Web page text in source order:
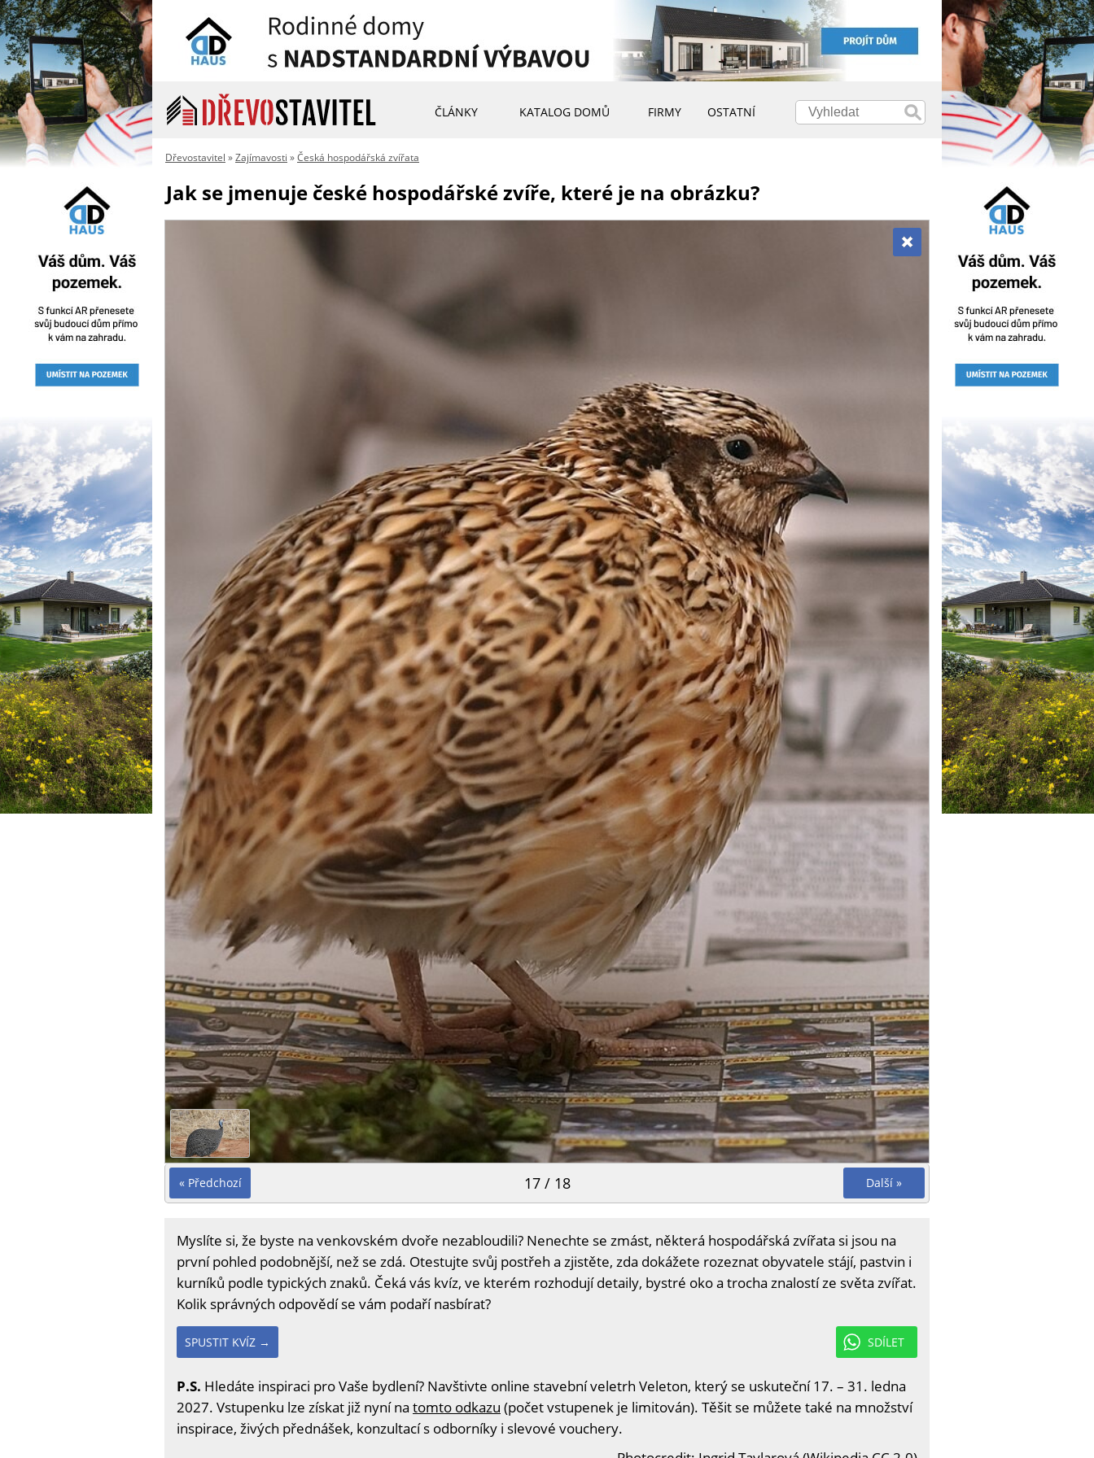
ČLÁNKY KATALOG DOMŮ FIRMY OSTATNÍ
Dřevostavitel »Zajímavosti »Česká hospodářská zvířata
Jak se jmenuje české hospodářské zvíře, které je na obrázku?
« Předchozí Další »
17 / 18
Myslíte si, že byste na venkovském dvoře nezabloudili? Nenechte se zmást, některá hospodářská zvířata si jsou na
první pohled podobnější, než se zdá. Otestujte svůj postřeh a zjistěte, zda dokážete rozeznat obyvatele stájí, pastvin i
kurníků podle typických znaků. Čeká vás kvíz, ve kterém rozhodují detaily, bystré oko a trocha znalostí ze světa zvířat.
Kolik správných odpovědí se vám podaří nasbírat?
SDÍLET
SPUSTIT KVÍZ →
P.S. Hledáte inspiraci pro Vaše bydlení? Navštivte online stavební veletrh Veleton, který se uskuteční 17. – 31. ledna
2027. Vstupenku lze získat již nyní na tomto odkazu (počet vstupenek je limitován). Těšit se můžete také na množství
inspirace, živých přednášek, konzultací s odborníky i slevové vouchery.